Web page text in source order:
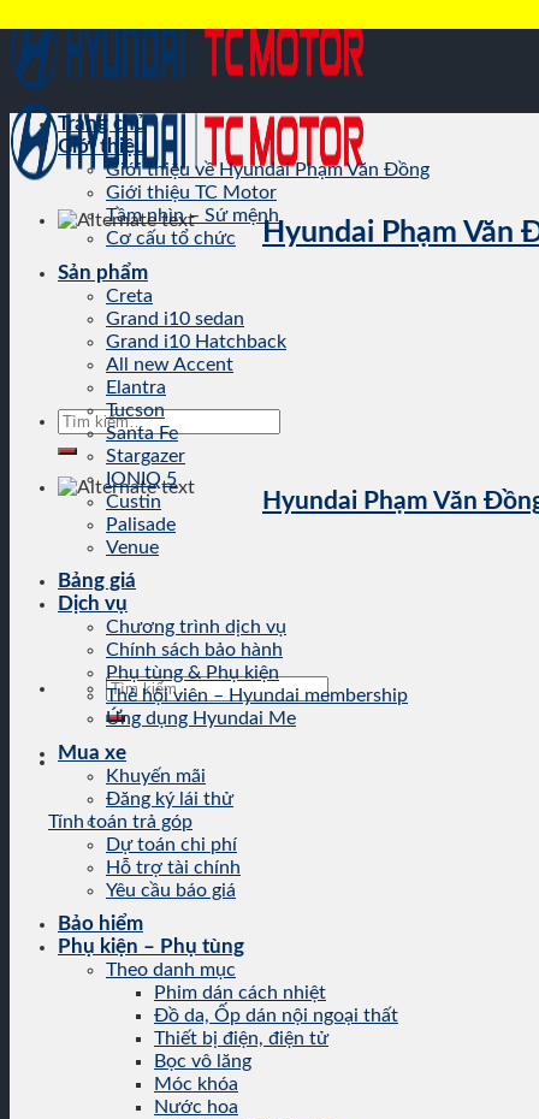
to
content
Hyundai Phạm Văn
Tìm
kiếm:
Hyundai Phạm Văn
Tìm
kiếm:
Trang chủ
Giới thiệu
Giới thiệu về Hyundai Phạm Văn Đồng
Giới thiệu TC Motor
Tầm nhìn – Sứ mệnh
Cơ cấu tổ chức
Sản phẩm
Creta
Grand i10 sedan
Grand i10 Hatchback
All new Accent
Elantra
Tucson
Santa Fe
Stargazer
IONIQ 5
Custin
Palisade
Venue
Bảng giá
Dịch vụ
Chương trình dịch vụ
Chính sách bảo hành
Phụ tùng & Phụ kiện
Thẻ hội viên – Hyundai membership
Ứng dụng Hyundai Me
Mua xe
Khuyến mãi
Đăng ký lái thử
Tính toán trả góp
Dự toán chi phí
Hỗ trợ tài chính
Yêu cầu báo giá
Bảo hiểm
Phụ kiện – Phụ tùng
Theo danh mục
Phim dán cách nhiệt
Đồ da, Ốp dán nội ngoại thất
Thiết bị điện, điện tử
Bọc vô lăng
Móc khóa
Nước hoa